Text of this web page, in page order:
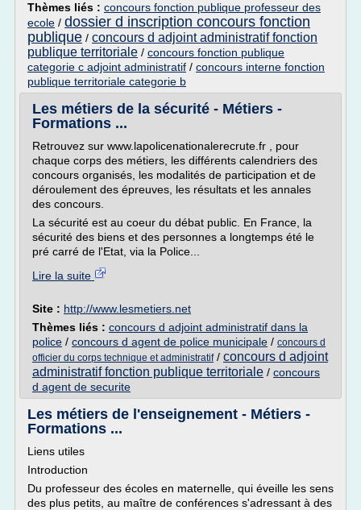
Thèmes liés : concours fonction publique professeur des
ecole / dossier d inscription concours fonction
publique / concours d adjoint administratif fonction
publique territoriale / concours fonction publique
categorie c adjoint administratif / concours interne fonction
publique territoriale categorie b
Les métiers de la sécurité - Métiers -
Formations ...
Retrouvez sur www.lapolicenationalerecrute.fr , pour
chaque corps des métiers, les différents calendriers des
concours organisés, les modalités de participation et de
déroulement des épreuves, les résultats et les annales
des concours.
La sécurité est au coeur du débat public. En France, la
sécurité des biens et des personnes a longtemps été le
pré carré de l'Etat, via la Police...
Lire la suite
Site : http://www.lesmetiers.net
Thèmes liés : concours d adjoint administratif dans la
police / concours d agent de police municipale / concours d
officier du corps technique et administratif/ concours d adjoint
administratif fonction publique territoriale / concours
d agent de securite
Les métiers de l'enseignement - Métiers -
Formations ...
Liens utiles
Introduction
Du professeur des écoles en maternelle, qui éveille les sens
des plus petits, au maître de conférences s'adressant à des